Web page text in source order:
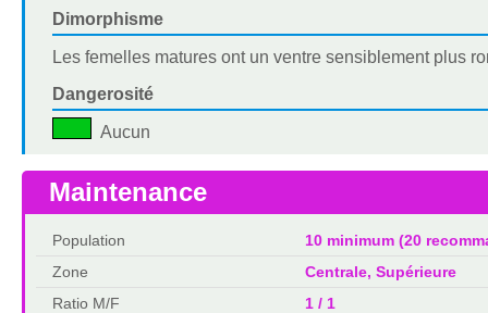
Dimorphisme
Les femelles matures ont un ventre sensiblement plus
Dangerosité
Aucun
Maintenance
Population
10 minimum (20
Zone
Centrale, Supérieure
Ratio M/F
1 / 1